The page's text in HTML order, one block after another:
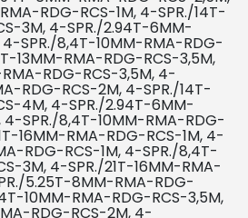
RDG-RCS-1M, 4-SPR./14T-
3M, 4-SPR./2.94T-6MM-
SPR./8,4T-10MM-RMA-RDG-
13MM-RMA-RDG-RCS-3,5M,
RDG-RCS-3,5M, 4-
RDG-RCS-2M, 4-SPR./14T-
4M, 4-SPR./2.94T-6MM-
SPR./8,4T-10MM-RMA-RDG-
16MM-RMA-RDG-RCS-1M, 4-
RDG-RCS-1M, 4-SPR./8,4T-
3M, 4-SPR./21T-16MM-RMA-
5.25T-8MM-RMA-RDG-
10MM-RMA-RDG-RCS-3,5M,
RDG-RCS-2M, 4-